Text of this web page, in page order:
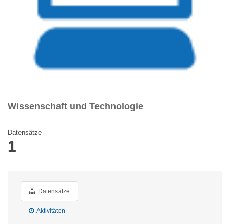
Wissenschaft und Technologie
Datensätze
1
Datensätze
Aktivitäten